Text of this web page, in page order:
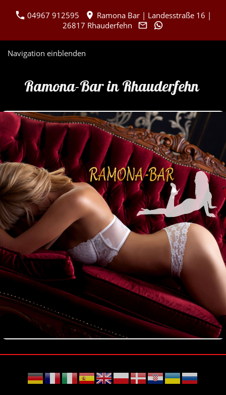
04967 912595
Ramona Bar | Landesstraße 16 |
26817 Rhauderfehn
Navigation einblenden
Ramona-Bar in Rhauderfehn